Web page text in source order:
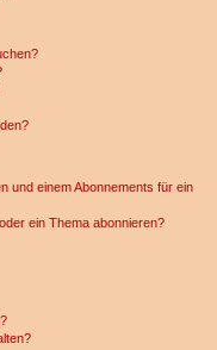
und einem Abonnements für ein
ein Thema abonnieren?